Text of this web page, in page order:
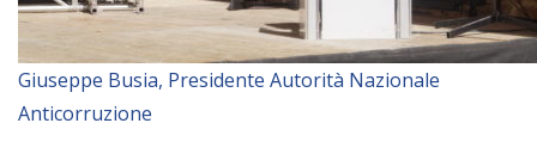
Giuseppe Busia, Presidente Autorità Nazionale
Anticorruzione